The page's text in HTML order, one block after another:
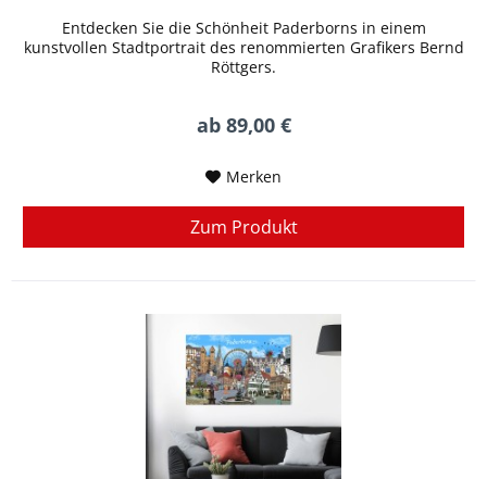
Entdecken Sie die Schönheit Paderborns in einem
kunstvollen Stadtportrait des renommierten Grafikers Bernd
Röttgers.
ab 89,00 €
Merken
Zum Produkt